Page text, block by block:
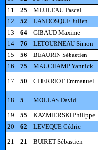
11
25 MEULEAU Pascal
12
52 LANDOSQUE Julien
13
64 GIBAUD Maxime
14
76 LETOURNEAU Simon
15
56 BEAURIN Sébastien
16
75 MAUCHAMP Yannick
17 50 CHERRIOT Emmanuel
18 5 MOLLAS David
19 55 KAZMIERSKI Philippe
20
62 LEVEQUE Cédric
21 21 BUIRET Sébastien